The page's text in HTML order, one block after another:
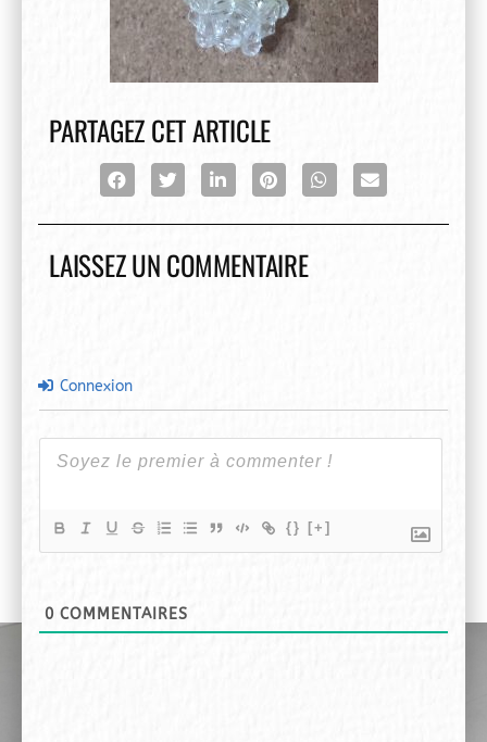
PARTAGEZ CET ARTICLE
LAISSEZ UN COMMENTAIRE
Connexion
{} [+]
0 COMMENTAIRES